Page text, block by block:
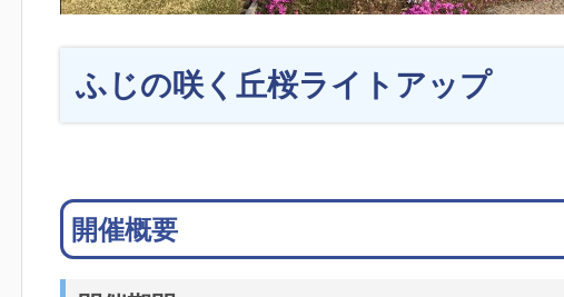
ふじの咲く丘桜ライトアップ
開催概要